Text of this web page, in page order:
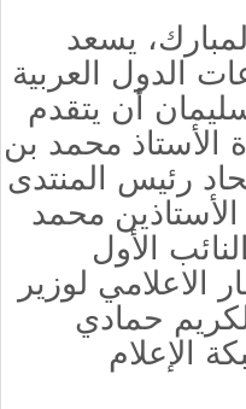
يسعد
الدول العربية
أن يتقدم
الأستاذ محمد بن
رئيس المنتدى
الأستاذين محمد
الأول
الاعلامي لوزير
حمادي
الإعلام